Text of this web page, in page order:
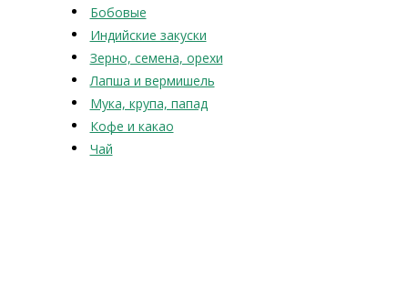
Бобовые
Индийские закуски
Зерно, семена, орехи
Лапша и вермишель
Мука, крупа, папад
Кофе и какао
Чай